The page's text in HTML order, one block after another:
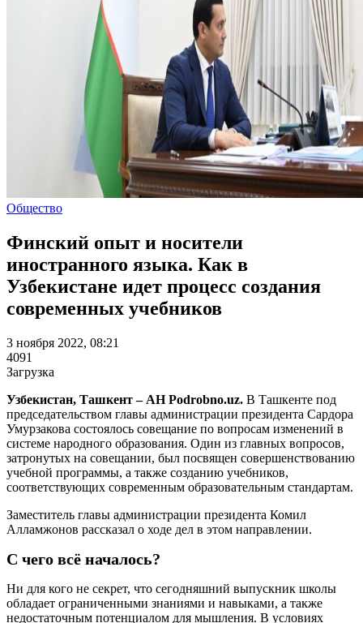
Общество
Финский опыт и носители
иностранного языка. Как в
Узбекистане идет процесс создания
современных учебников
3 ноября 2022, 08:21
4091
Загрузка
Узбекистан, Ташкент – АН Podrobno.uz. В Ташкенте под
председательством главы администрации президента Сардора
Умурзакова состоялось совещание по вопросам изменений в
системе народного образования. Один из главных вопросов,
затронутых на совещании, был посвящен совершенствованию
учебной программы, а также созданию учебников,
соответствующих современным образовательным стандартам.
Заместитель главы администрации президента Комил
Алламжонов рассказал о ходе дел в этом направлении.
С чего всё началось?
Ни для кого не секрет, что сегодняшний выпускник школы
обладает ограниченными знаниями и навыками, а также
недостаточным потенциалом для мышления. В условиях